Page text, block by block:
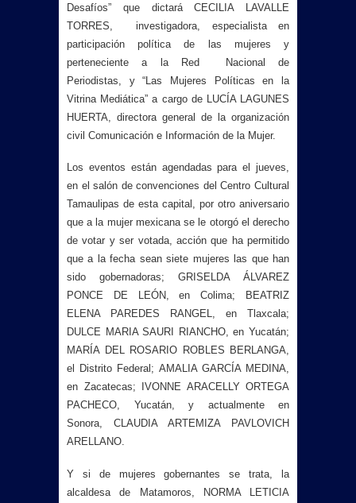
Desafíos” que dictará CECILIA LAVALLE
TORRES, investigadora, especialista en
participación política de las mujeres y
perteneciente a la Red Nacional de
Periodistas, y “Las Mujeres Políticas en la
Vitrina Mediática” a cargo de LUCÍA LAGUNES
HUERTA, directora general de la organización
civil Comunicación e Información de la Mujer.
Los eventos están agendadas para el jueves,
en el salón de convenciones del Centro Cultural
Tamaulipas de esta capital, por otro aniversario
que a la mujer mexicana se le otorgó el derecho
de votar y ser votada, acción que ha permitido
que a la fecha sean siete mujeres las que han
sido gobernadoras; GRISELDA ÁLVAREZ
PONCE DE LEÓN, en Colima; BEATRIZ
ELENA PAREDES RANGEL, en Tlaxcala;
DULCE MARIA SAURI RIANCHO, en Yucatán;
MARÍA DEL ROSARIO ROBLES BERLANGA,
el Distrito Federal; AMALIA GARCÍA MEDINA,
en Zacatecas; IVONNE ARACELLY ORTEGA
PACHECO, Yucatán, y actualmente en
Sonora, CLAUDIA ARTEMIZA PAVLOVICH
ARELLANO.
Y si de mujeres gobernantes se trata, la
alcaldesa de Matamoros, NORMA LETICIA